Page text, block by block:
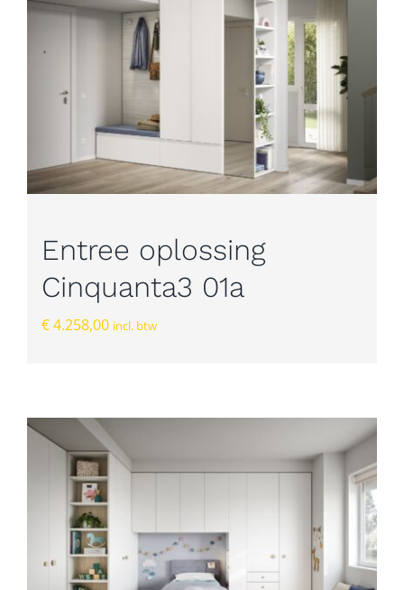
Entree oplossing
Cinquanta3 01a
€4.258,00 incl. btw